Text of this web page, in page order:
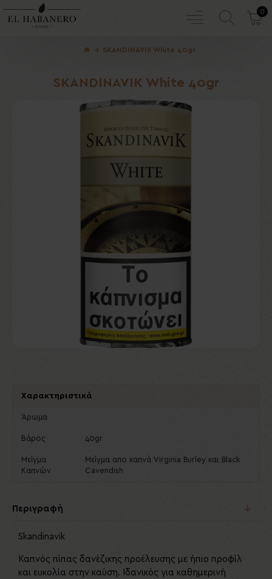
0
SKANDINAVIK White 40gr
SKANDINAVIK White 40gr
Χαρακτηριστικά
Άρωμα
Βάρος 40gr
Μείγμα
Καπνών
Μείγμα απο καπνά Virginia Burley και Black
Cavendish
Περιγραφή
Skandinavik
Καπνός πίπας δανέζικης προέλευσης με ήπιο προφίλ
και ευκολία στην καύση. Ιδανικός για καθημερινή